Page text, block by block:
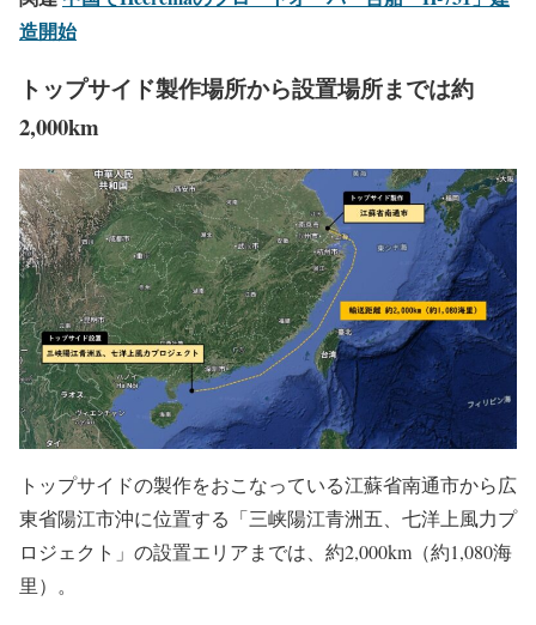
フロートオーバーで使用する輸送船は、大型の輸送台船と
半潜水式運搬船の2種類が考えられますが、どちらを使用
するのか不明。
造開始
トップサイド製作場所から設置場所までは約
2,000km